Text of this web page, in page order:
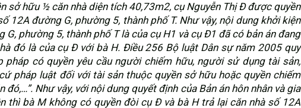
sở hữu ½ căn nhà diện tích 40,73m2, cụ Nguyễn Thị Đ được quyền
12A đường G, phường 5, thành phố T. Như vậy, nội dung khởi kiện
phường 5, thành phố T là của cụ H1 và cụ Đ1 đã có bản án đang
đó là của cụ Đ với bà H. Điều 256 Bộ luật Dân sự năm 2005 quy
pháp có quyền yêu cầu người chiếm hữu, người sử dụng tài sản,
pháp luật đối với tài sản thuộc quyền sở hữu hoặc quyền chiếm
Như vậy, với nội dung quyết định của Bản án hôn nhân và gia
thì bà M không có quyền đòi cụ Đ và bà H trả lại căn nhà số 12A